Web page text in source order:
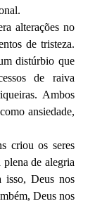
alterações no
de tristeza.
distúrbio que
de raiva
Ambos
ansiedade,
criou os seres
de alegria
isso, Deus nos
Deus nos